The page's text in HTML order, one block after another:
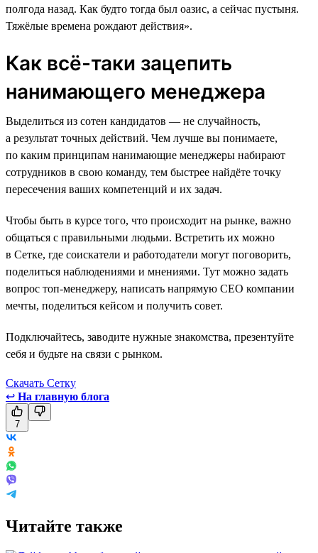
полгода назад. Как будто тогда был оазис, а сейчас пустыня.
Тяжёлые времена рождают действия».
Как всё-таки зацепить
нанимающего менеджера
Выделиться из сотен кандидатов — не случайность,
а результат точных действий. Чем лучше вы понимаете,
по каким принципам нанимающие менеджеры набирают
сотрудников в свою команду, тем быстрее найдёте точку
пересечения ваших компетенций и их задач.
Чтобы быть в курсе того, что происходит на рынке, важно
общаться с правильными людьми. Встретить их можно
в Сетке, где соискатели и работодатели могут поговорить,
поделиться наблюдениями и мнениями. Тут можно задать
вопрос топ-менеджеру, написать напрямую СЕО компании
мечты, поделиться кейсом и получить совет.
Подключайтесь, заводите нужные знакомства, презентуйте
себя и будьте на связи с рынком.
Скачать Сетку
↩ На главную блога
7
Читайте также